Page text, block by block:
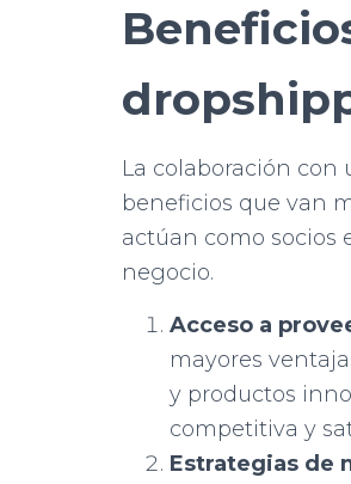
La colaboración
beneficios que van
actúan como socios
negocio.
Acceso a
mayores
y productos
competitiva y
Estrategias de